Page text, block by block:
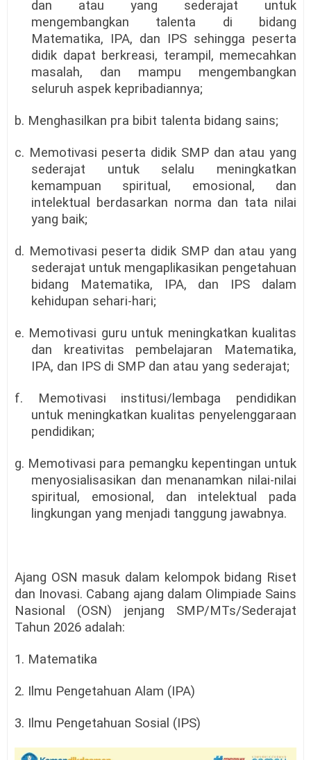
dan atau yang sederajat untuk
mengembangkan talenta di bidang
Matematika, IPA, dan IPS sehingga peserta
didik dapat berkreasi, terampil, memecahkan
masalah, dan mampu mengembangkan
seluruh aspek kepribadiannya;
b. Menghasilkan pra bibit talenta bidang sains;
c. Memotivasi peserta didik SMP dan atau yang
sederajat untuk selalu meningkatkan
kemampuan spiritual, emosional, dan
intelektual berdasarkan norma dan tata nilai
yang baik;
d. Memotivasi peserta didik SMP dan atau yang
sederajat untuk mengaplikasikan pengetahuan
bidang Matematika, IPA, dan IPS dalam
kehidupan sehari-hari;
e. Memotivasi guru untuk meningkatkan kualitas
dan kreativitas pembelajaran Matematika,
IPA, dan IPS di SMP dan atau yang sederajat;
f. Memotivasi institusi/lembaga pendidikan
untuk meningkatkan kualitas penyelenggaraan
pendidikan;
g. Memotivasi para pemangku kepentingan untuk
menyosialisasikan dan menanamkan nilai-nilai
spiritual, emosional, dan intelektual pada
lingkungan yang menjadi tanggung jawabnya.
Ajang OSN masuk dalam kelompok bidang Riset
dan Inovasi. Cabang ajang dalam Olimpiade Sains
Nasional (OSN) jenjang SMP/MTs/Sederajat
Tahun 2026 adalah:
1. Matematika
2. Ilmu Pengetahuan Alam (IPA)
3. Ilmu Pengetahuan Sosial (IPS)